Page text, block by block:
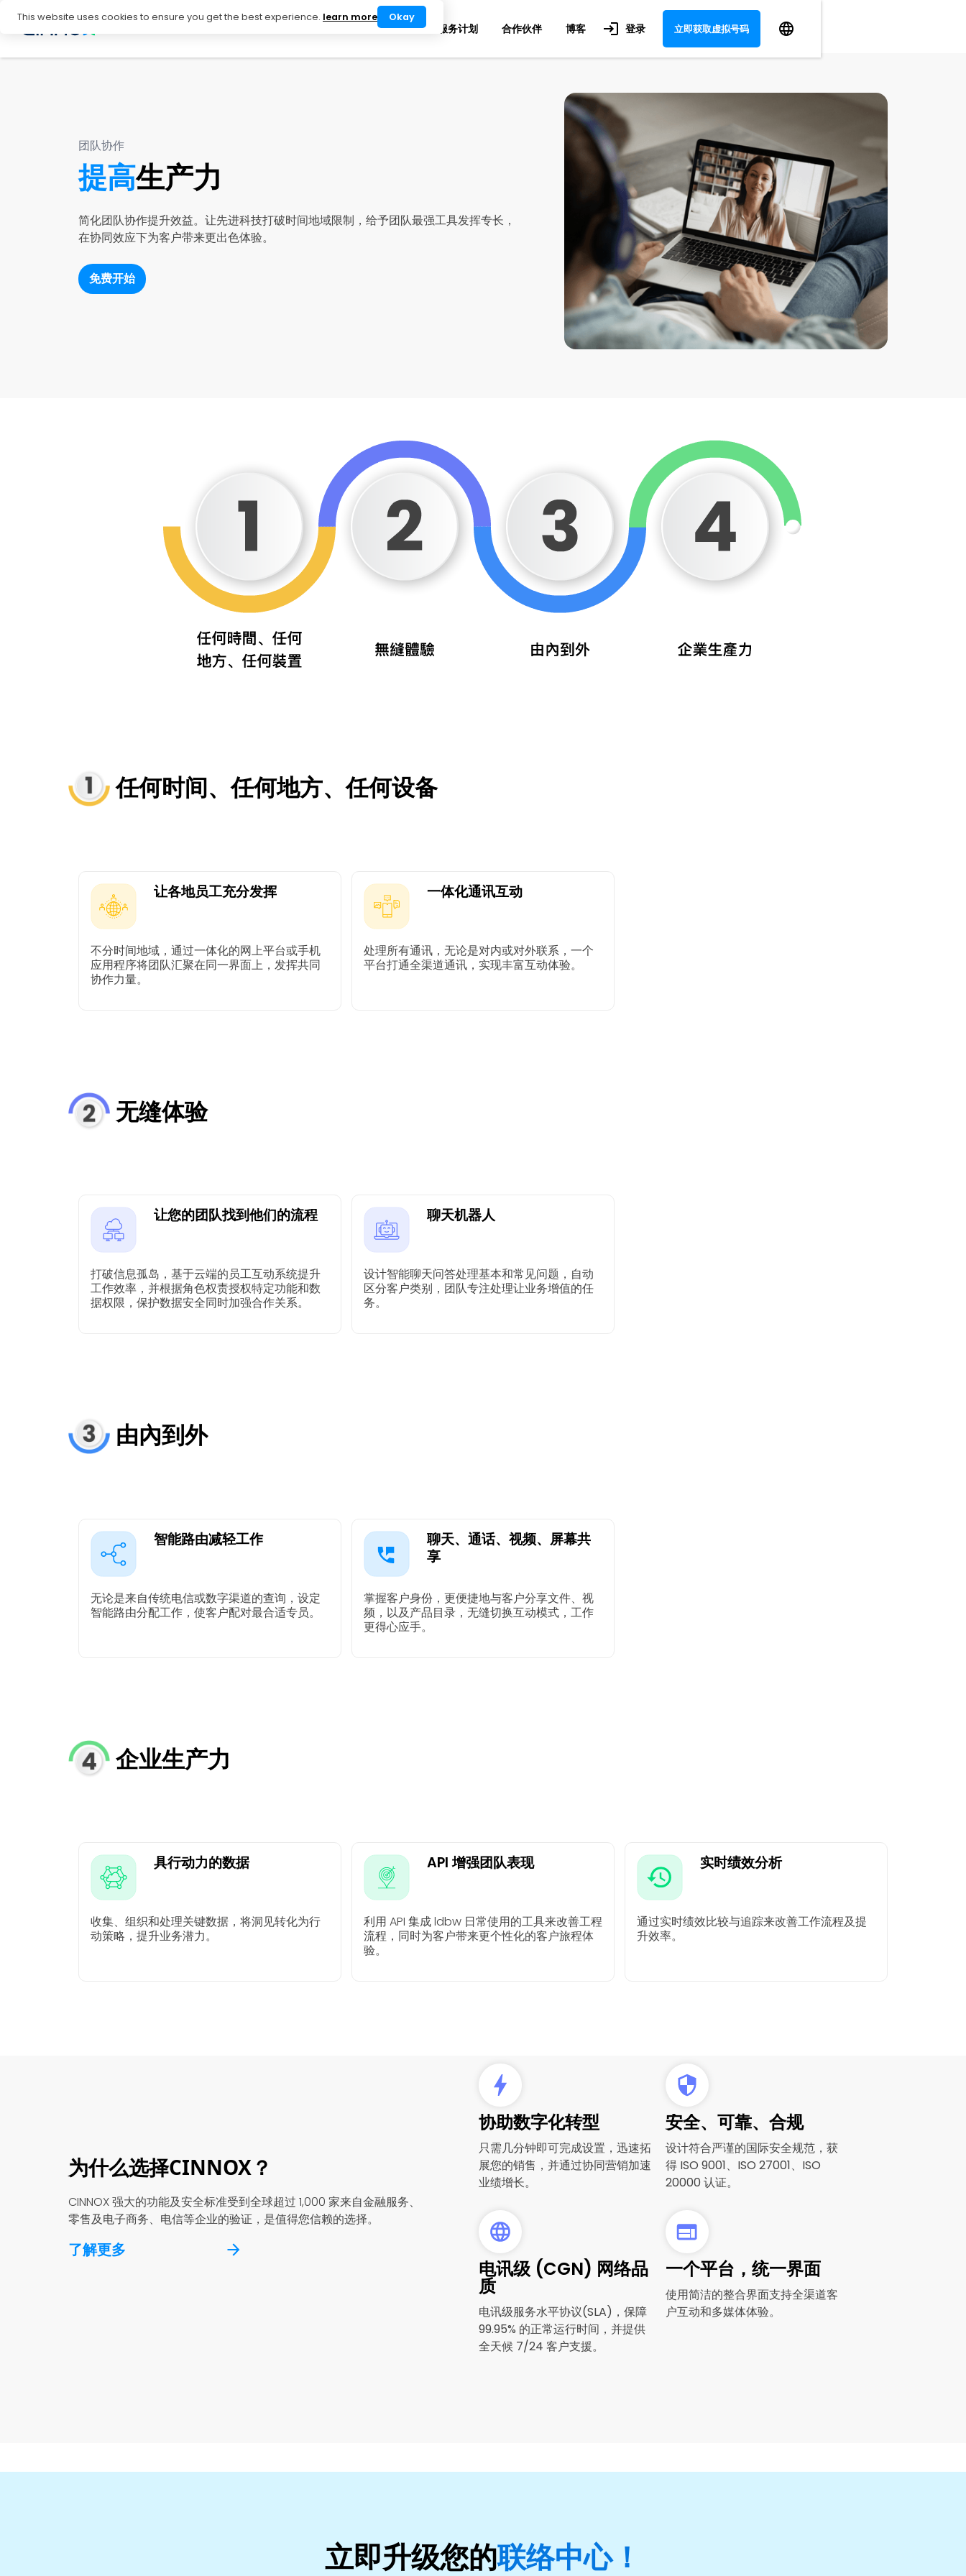
号码 服务计划 合作伙伴 博客 登录 立即获取虚拟号码
This website uses cookies to ensure you get the best experience. learn more Okay
团队协作
提高生产力
简化团队协作提升效益。让先进科技打破时间地域限制，给予团队最强工具发挥专长，
在协同效应下为客户带来更出色体验。
免费开始
任何时间、任何地方、任何设备
让各地员工充分发挥
不分时间地域，通过一体化的网上平台或手机
应用程序将团队汇聚在同一界面上，发挥共同
协作力量。
一体化通讯互动
处理所有通讯，无论是对内或对外联系，一个
平台打通全渠道通讯，实现丰富互动体验。
无缝体验
让您的团队找到他们的流程
打破信息孤岛，基于云端的员工互动系统提升
工作效率，并根据角色权责授权特定功能和数
据权限，保护数据安全同时加强合作关系。
聊天机器人
设计智能聊天问答处理基本和常见问题，自动
区分客户类别，团队专注处理让业务增值的任
务。
由內到外
智能路由减轻工作
无论是来自传统电信或数字渠道的查询，设定
智能路由分配工作，使客户配对最合适专员。
聊天、通话、视频、屏幕共
享
掌握客户身份，更便捷地与客户分享文件、视
频，以及产品目录，无缝切换互动模式，工作
更得心应手。
企业生产力
具行动力的数据
收集、组织和处理关键数据，将洞见转化为行
动策略，提升业务潜力。
API 增强团队表现
利用 API 集成 ldbw 日常使用的工具来改善工程
流程，同时为客户带来更个性化的客户旅程体
验。
实时绩效分析
通过实时绩效比较与追踪来改善工作流程及提
升效率。
为什么选择CINNOX？
CINNOX 强大的功能及安全标准受到全球超过 1,000 家来自金融服务、
零售及电子商务、电信等企业的验证，是值得您信赖的选择。
了解更多
协助数字化转型
只需几分钟即可完成设置，迅速拓
展您的销售，并通过协同营销加速
业绩增长。
安全、可靠、合规
设计符合严谨的国际安全规范，获
得 ISO 9001、ISO 27001、ISO
20000 认证。
电讯级 (CGN) 网络品
质
电讯级服务水平协议(SLA)，保障
99.95% 的正常运行时间，并提供
全天候 7/24 客户支援。
一个平台，统一界面
使用简洁的整合界面支持全渠道客
户互动和多媒体体验。
立即升级您的联络中心！